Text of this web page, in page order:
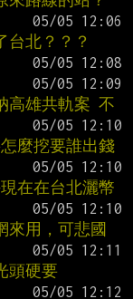
台北？？？
高雄共軌案 不
麼挖要誰出錢
在在台北灑幣
來用，可悲國
頭硬要